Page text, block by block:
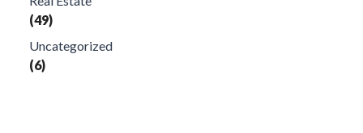
(49)
Uncategorized
(6)